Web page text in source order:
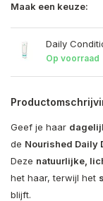
Maak een keuze:
Daily
Op voorraad
Geef je haar
de Nourished Daily
Deze natuurlijke,
het haar, terwijl het
blijft.